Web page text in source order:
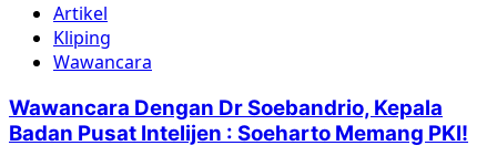
Dunia
Di
balik
Artikel
Kliping
Wawancara
Wawancara Dengan Dr Soebandrio, Kepala
Badan Pusat Intelijen : Soeharto Memang PKI!